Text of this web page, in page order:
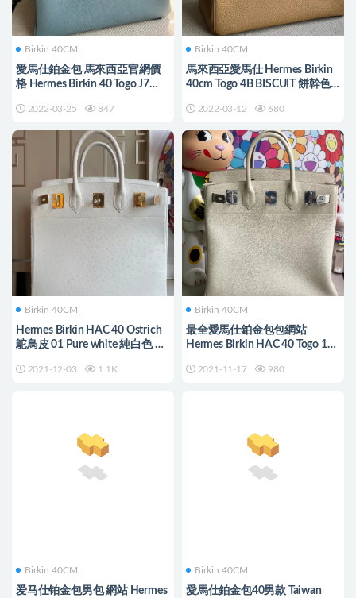
Birkin 40CM
愛馬仕鉑金包 馬來西亞官網價
格 Hermes Birkin 40 Togo J7
2022-03-25 847
Birkin 40CM
馬來西亞愛馬仕 Hermes Birkin
40cm Togo 4B BISCUIT 餅幹色
2022-03-12 680
Birkin 40CM
Hermes Birkin HAC 40 Ostrich
鴕鳥皮 01 Pure white 純白色 全
2021-12-03 1.1K
Birkin 40CM
最全愛馬仕鉑金包包網站
Hermes Birkin HAC 40 Togo 10
2021-11-17 980
Birkin 40CM
爱马仕铂金包男包 網站 Hermes
Birkin 40CM
愛馬仕鉑金包40男款 Taiwan